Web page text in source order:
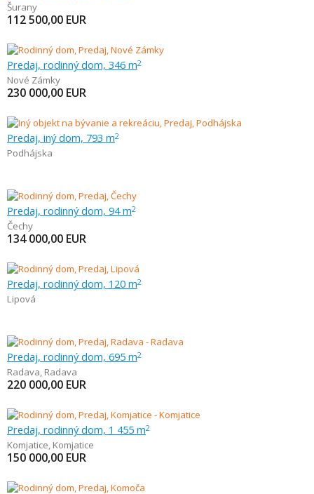
Šurany
112 500,00 EUR
Predaj, rodinný dom, 346 m2
Nové Zámky
230 000,00 EUR
Predaj, iný dom, 793 m2
Podhájska
Predaj, rodinný dom, 94 m2
Čechy
134 000,00 EUR
Predaj, rodinný dom, 120 m2
Lipová
Predaj, rodinný dom, 695 m2
Radava, Radava
220 000,00 EUR
Predaj, rodinný dom, 1 455 m2
Komjatice, Komjatice
150 000,00 EUR